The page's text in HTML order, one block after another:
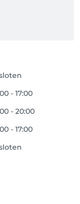
- 17:00
- 20:00
- 17:00